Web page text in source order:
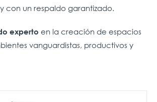
con un respaldo garantizado.
experto en la creación de espacios
vanguardistas, productivos y